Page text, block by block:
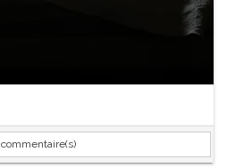
commentaire(s)